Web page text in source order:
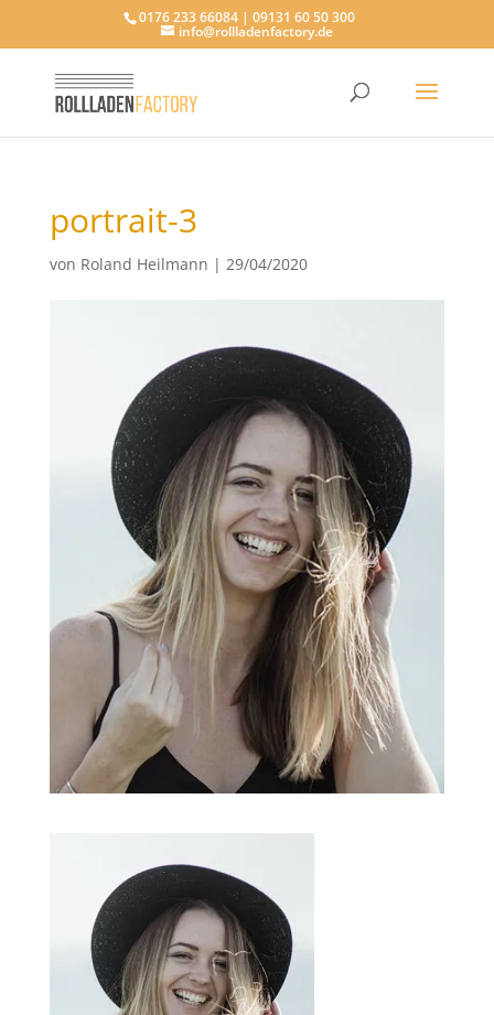
0176 233 66084 | 09131 60 50 300
info@rollladenfactory.de
portrait-3
von Roland Heilmann | 29/04/2020